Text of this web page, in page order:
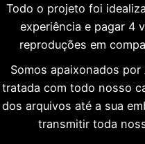
Todo o projeto foi
experiência e pagar 4
reproduções em
Somos apaixonados
tratada com todo nosso
dos arquivos até a sua
transmitir toda